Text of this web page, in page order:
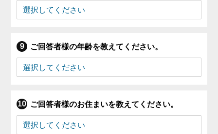
ご回答者様の年齢を教えてください。
ご回答者様のお住まいを教えてください。